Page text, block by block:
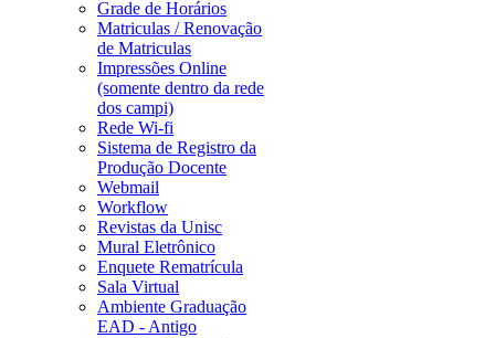
Grade de Horários
Matriculas / Renovação
de Matriculas
Impressões Online
(somente dentro da rede
dos campi)
Rede Wi-fi
Sistema de Registro da
Produção Docente
Webmail
Workflow
Revistas da Unisc
Mural Eletrônico
Enquete Rematrícula
Sala Virtual
Ambiente Graduação
EAD - Antigo